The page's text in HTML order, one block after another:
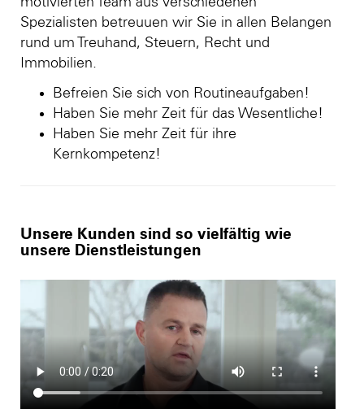
Spezialisten betreuuen wir Sie in allen Belangen
rund um Treuhand, Steuern, Recht und
Immobilien.
Befreien Sie sich von Routineaufgaben!
Haben Sie mehr Zeit für das Wesentliche!
Haben Sie mehr Zeit für ihre
Kernkompetenz!
Unsere Kunden sind so vielfältig wie
unsere Dienstleistungen